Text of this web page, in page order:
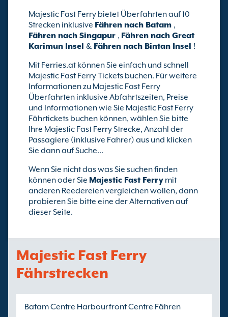
Majestic Fast Ferry bietet Überfahrten auf 10
Strecken inklusive Fähren nach Batam ,
Fähren nach Singapur , Fähren nach Great
Karimun Insel & Fähren nach Bintan Insel !
Mit Ferries.at können Sie einfach und schnell
Majestic Fast Ferry Tickets buchen. Für weitere
Informationen zu Majestic Fast Ferry
Überfahrten inklusive Abfahrtszeiten, Preise
und Informationen wie Sie Majestic Fast Ferry
Fährtickets buchen können, wählen Sie bitte
Ihre Majestic Fast Ferry Strecke, Anzahl der
Passagiere (inklusive Fahrer) aus und klicken
Sie dann auf Suche...
Wenn Sie nicht das was Sie suchen finden
können oder Sie Majestic Fast Ferry mit
anderen Reedereien vergleichen wollen, dann
probieren Sie bitte eine der Alternativen auf
dieser Seite.
Majestic Fast Ferry
Fährstrecken
Batam Centre Harbourfront Centre Fähren